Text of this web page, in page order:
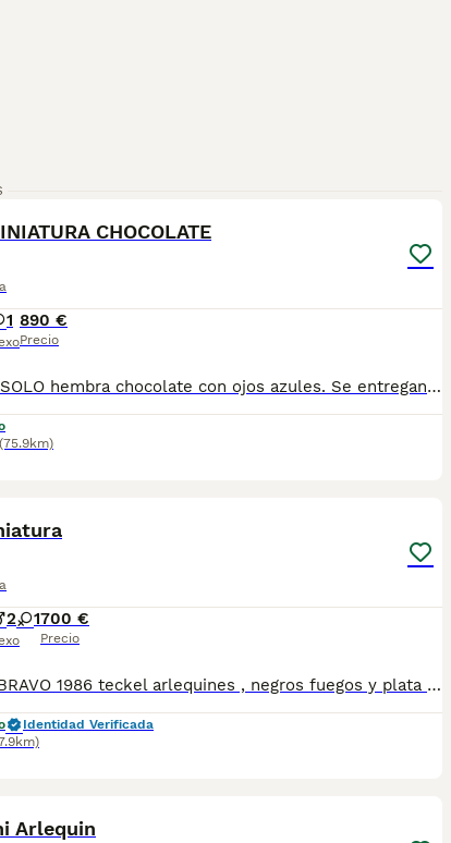
CHOCOLATE
1 890 €
Precio
Disponibles SOLO hembra chocolate con ojos azules. Se entregan con su documentación al día . Posibilidad de envio a la peninsula .Más información llamadas o whatsapp al 673 011 600 Pvp 890
(75.9km)
2 1700 €
Precio
MASCOTAS BRAVO 1986 teckel arlequines , negros fuegos y plata , chocolates , merle , .....etc El tamaño de todas las camadas que tenemos ahora es miniatura . Se entregan a los 2 meses de vida , con 3 desparasitaciones vacunados de parvovirus y moquillo . También antes de la entrega se le realizará una revisión completa. Se puede venir a visitar el criadero , ver a los padres y sus abuelos , podemos ensenar pedegree , afijo del criadero y documentación certificada de los padres libres de enfermedades y las líneas morfológicas alemanas . Nuestro números de ventas nos avalan . Tenemos varios machos campeones de Andalucía
Identidad Verificada
Arlequin